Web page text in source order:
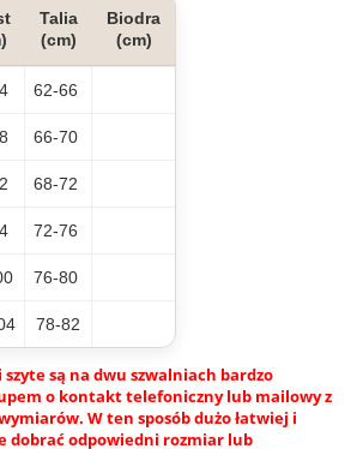
Talia
(cm)
Biodra
(cm)
62-66
66-70
68-72
72-76
76-80
78-82
są na dwu szwalniach bardzo
o kontakt telefoniczny lub mailowy z
W ten sposób dużo łatwiej i
dobrać odpowiedni rozmiar lub